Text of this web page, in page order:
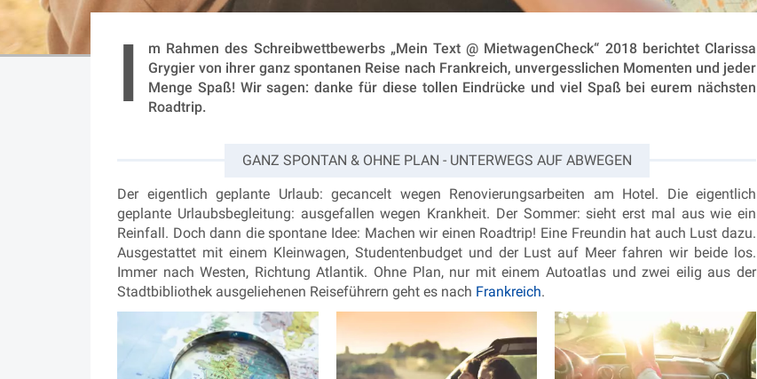
I
m Rahmen des Schreibwettbewerbs „Mein Text @ MietwagenCheck“ 2018 berichtet Clarissa
Grygier von ihrer ganz spontanen Reise nach Frankreich, unvergesslichen Momenten und jeder
Menge Spaß! Wir sagen: danke für diese tollen Eindrücke und viel Spaß bei eurem nächsten
Roadtrip.
GANZ SPONTAN & OHNE PLAN - UNTERWEGS AUF ABWEGEN
Der eigentlich geplante Urlaub: gecancelt wegen Renovierungsarbeiten am Hotel. Die eigentlich
geplante Urlaubsbegleitung: ausgefallen wegen Krankheit. Der Sommer: sieht erst mal aus wie ein
Reinfall. Doch dann die spontane Idee: Machen wir einen Roadtrip! Eine Freundin hat auch Lust dazu.
Ausgestattet mit einem Kleinwagen, Studentenbudget und der Lust auf Meer fahren wir beide los.
Immer nach Westen, Richtung Atlantik. Ohne Plan, nur mit einem Autoatlas und zwei eilig aus der
Stadtbibliothek ausgeliehenen Reiseführern geht es nach Frankreich.